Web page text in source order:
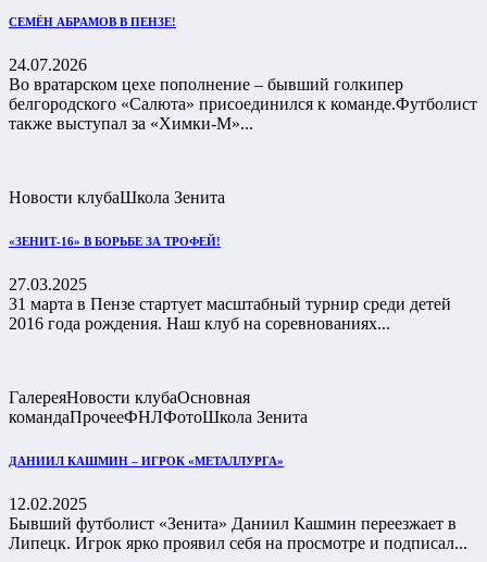
СЕМЁН АБРАМОВ В ПЕНЗЕ!
24.07.2026
Во вратарском цехе пополнение – бывший голкипер
белгородского «Салюта» присоединился к команде.Футболист
также выступал за «Химки-М»...
Новости клубаШкола Зенита
«ЗЕНИТ-16» В БОРЬБЕ ЗА ТРОФЕЙ!
27.03.2025
31 марта в Пензе стартует масштабный турнир среди детей
2016 года рождения. Наш клуб на соревнованиях...
ГалереяНовости клубаОсновная
командаПрочееФНЛФотоШкола Зенита
ДАНИИЛ КАШМИН – ИГРОК «МЕТАЛЛУРГА»
12.02.2025
Бывший футболист «Зенита» Даниил Кашмин переезжает в
Липецк. Игрок ярко проявил себя на просмотре и подписал...